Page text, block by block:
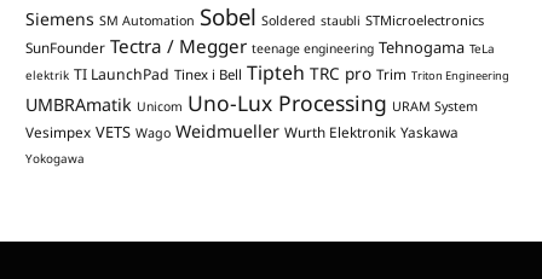
Siemens SM Automation Sobel Soldered staubli STMicroelectronics
SunFounder Tectra / Megger teenage engineering Tehnogama TeLa
elektrik TI LaunchPad Tinex i Bell Tipteh TRC pro Trim Triton Engineering
UMBRAmatik Unicom Uno-Lux Processing URAM System
Vesimpex VETS Wago Weidmueller Wurth Elektronik Yaskawa
Yokogawa